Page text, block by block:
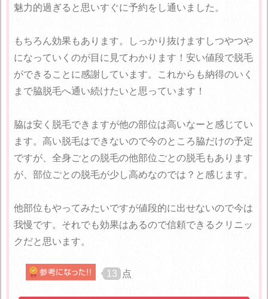
魅力的過ぎると思いすぐに予約をし通いました。
もちろん効果もあります。しっかり抜けますしつやつや
になっていくのが目に見てわかります！安い値段で脱毛
ができることに感謝しています。これからも納得のいく
まで脇脱毛へ通い続けたいと思っています！
脇は安く脱毛できますが他の部位は高いなーと感じてい
ます。高い脱毛はできないので今のところ脇だけの予定
ですが、全身ごとの脱毛の他部位ごとの脱毛もあります
が、部位ごとの脱毛が少し高めなのでは？と感じます。
他部位もやってみたいですが値段的に出せないので今は
我慢です。それでも効果はあるので信頼できるクリニッ
クだと思います。
13 点